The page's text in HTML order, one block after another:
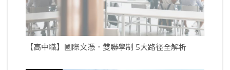
【高中職】國際文憑．雙聯學制 5大路徑全解析